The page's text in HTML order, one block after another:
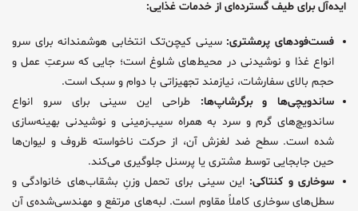
ایده‌آل برای طیف گسترده‌ای از خدمات غذایی:
فست‌فودهای پرمشتری: سینی کیچن‌تک انتخابی هوشمندانه برای سرو
انواع غذا و نوشیدنی در محیط‌های شلوغ است؛ جایی که سرعتِ عمل و
حجم بالای سفارشات، نیازمند تجهیزاتی با دوام و سبک است.
ساندویچی‌ها و برگرشاپ‌ها: طراحی این سینی برای سرو انواع
ساندویچ‌های گرم و سرد به همراه سیب‌زمینی و نوشیدنی بهینه‌سازی
شده است. سطح ضد لغزش آن، از حرکت ناخواسته ظروف و لیوان‌ها
حین جابجایی توسط مشتری یا پرسنل جلوگیری می‌کند.
سوخاری و کنتاکی: این سینی برای تحمل وزنِ بشقاب‌های خانوادگی و
سطل‌های سوخاری کاملاً مقاوم است. لبه‌های مرتفع و مهندسی‌شده‌ی آن